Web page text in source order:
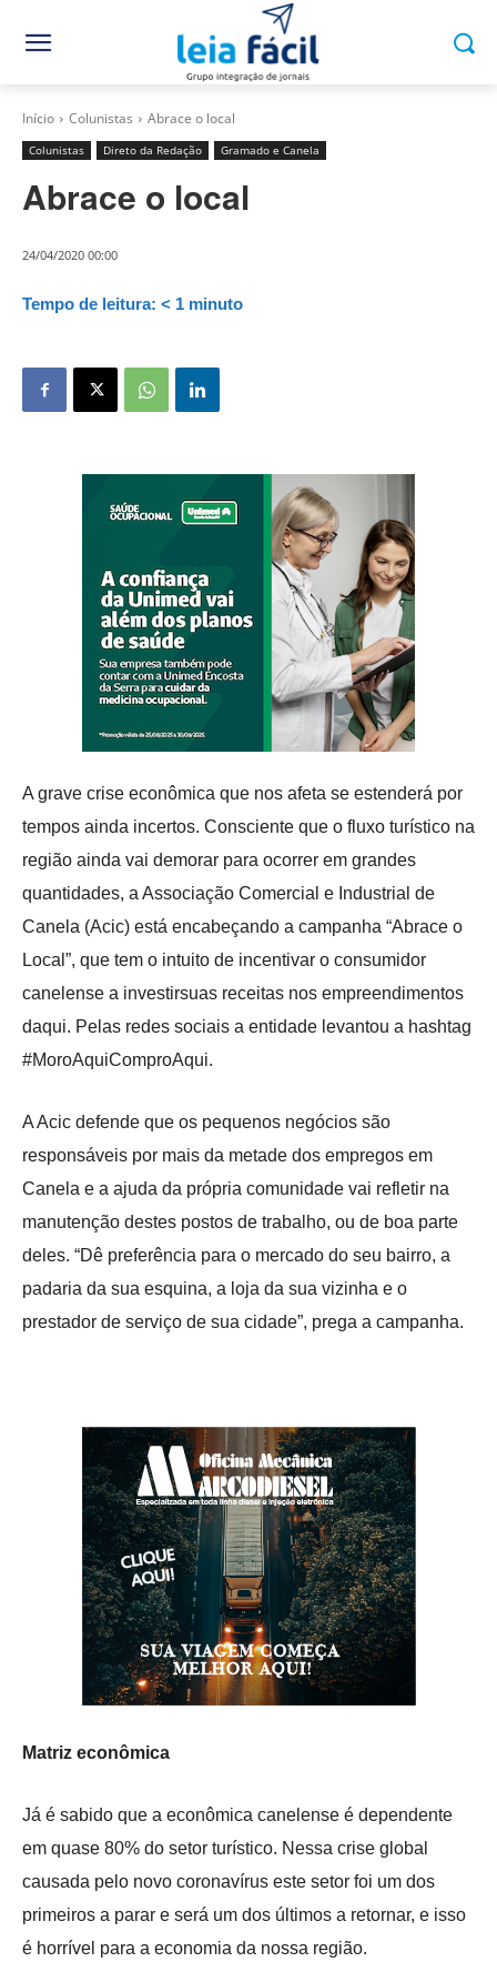
Início Colunistas Abrace o local
Colunistas Direto da Redação Gramado e Canela
Abrace o local
24/04/2020 00:00
Tempo de leitura: < 1 minuto
A grave crise econômica que nos afeta se estenderá por
tempos ainda incertos. Consciente que o fluxo turístico na
região ainda vai demorar para ocorrer em grandes
quantidades, a Associação Comercial e Industrial de
Canela (Acic) está encabeçando a campanha “Abrace o
Local”, que tem o intuito de incentivar o consumidor
canelense a investirsuas receitas nos empreendimentos
daqui. Pelas redes sociais a entidade levantou a hashtag
#MoroAquiComproAqui.
A Acic defende que os pequenos negócios são
responsáveis por mais da metade dos empregos em
Canela e a ajuda da própria comunidade vai refletir na
manutenção destes postos de trabalho, ou de boa parte
deles. “Dê preferência para o mercado do seu bairro, a
padaria da sua esquina, a loja da sua vizinha e o
prestador de serviço de sua cidade”, prega a campanha.
Matriz econômica
Já é sabido que a econômica canelense é dependente
em quase 80% do setor turístico. Nessa crise global
causada pelo novo coronavírus este setor foi um dos
primeiros a parar e será um dos últimos a retornar, e isso
é horrível para a economia da nossa região.